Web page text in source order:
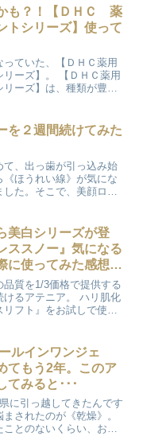
ト』を実行しまし
『サラダ...
も？！【ＤＨＣ 薬
トシリーズ】使って
っていた、【ＤＨＣ薬用
リーズ】。 【ＤＨＣ薬用
リーズ】は、種類が豊富
Ｃ薬用デオドラント シ
用デオド...
を２週間続けてみた
て、出っ歯が引っ込み始
《ほうれい線》が気にな
た。そこで、美顔ロー
してから１週間。変化
変わって...
美白シリーズが登
ススノー』気になる
に使ってみた感想
品質を1/3価格で提供する
けるアテニア。 ハリ肌化
フト』をお試しで使っ
れこれ１年以上アテニア
す。...
ルインワンジェ
てもう2年。このア
てみると･･･
に引っ越してきたんです
されたのが《乾燥》。
ことのないくらい、お肌